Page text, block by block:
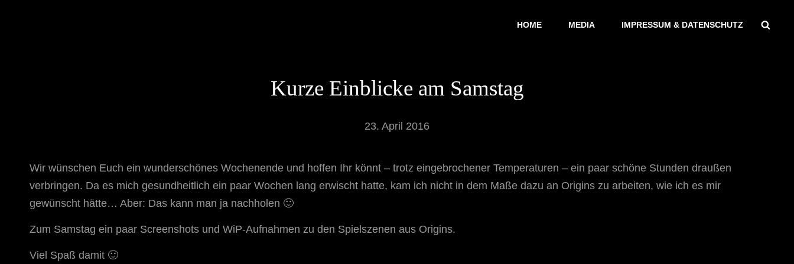
HOME MEDIA IMPRESSUM & DATENSCHUTZ
Kurze Einblicke am Samstag
23. April 2016
Wir wünschen Euch ein wunderschönes Wochenende und hoffen Ihr könnt – trotz eingebrochener Temperaturen – ein paar schöne Stunden draußen
verbringen. Da es mich gesundheitlich ein paar Wochen lang erwischt hatte, kam ich nicht in dem Maße dazu an Origins zu arbeiten, wie ich es mir
gewünscht hätte… Aber: Das kann man ja nachholen 🙂
Zum Samstag ein paar Screenshots und WiP-Aufnahmen zu den Spielszenen aus Origins.
Viel Spaß damit 🙂